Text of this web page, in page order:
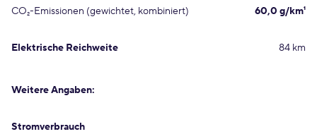
CO₂-Emissionen (gewichtet, kombiniert) 60,0 g/km¹
Elektrische Reichweite 84 km
Weitere Angaben:
Stromverbrauch